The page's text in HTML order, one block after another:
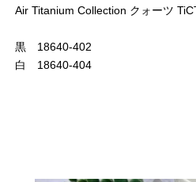
Air Titanium Collection クォーツ
黒 18640-402
白 18640-404